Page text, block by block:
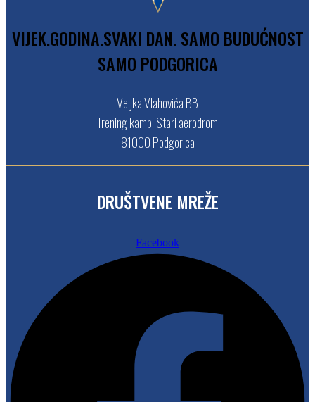
VIJEK.GODINA.SVAKI DAN. SAMO BUDUĆNOST
SAMO PODGORICA
Veljka Vlahovića BB
Trening kamp, Stari aerodrom
81000 Podgorica
DRUŠTVENE MREŽE
Facebook